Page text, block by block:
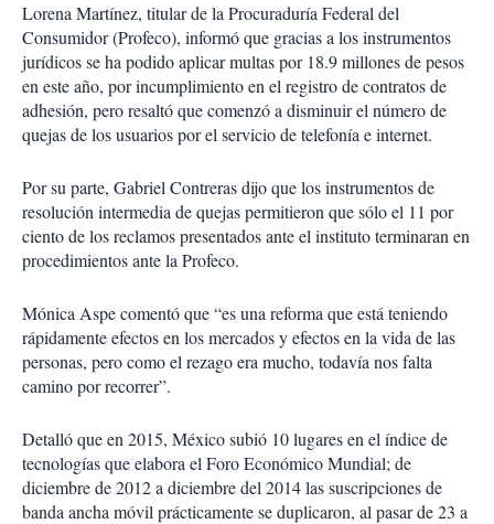
Lorena Martínez, titular de la Procuraduría Federal del
Consumidor (Profeco), informó que gracias a los instrumentos
jurídicos se ha podido aplicar multas por 18.9 millones de pesos
en este año, por incumplimiento en el registro de contratos de
adhesión, pero resaltó que comenzó a disminuir el número de
quejas de los usuarios por el servicio de telefonía e internet.
Por su parte, Gabriel Contreras dijo que los instrumentos de
resolución intermedia de quejas permitieron que sólo el 11 por
ciento de los reclamos presentados ante el instituto terminaran en
procedimientos ante la Profeco.
Mónica Aspe comentó que “es una reforma que está teniendo
rápidamente efectos en los mercados y efectos en la vida de las
personas, pero como el rezago era mucho, todavía nos falta
camino por recorrer”.
Detalló que en 2015, México subió 10 lugares en el índice de
tecnologías que elabora el Foro Económico Mundial; de
diciembre de 2012 a diciembre del 2014 las suscripciones de
banda ancha móvil prácticamente se duplicaron, al pasar de 23 a